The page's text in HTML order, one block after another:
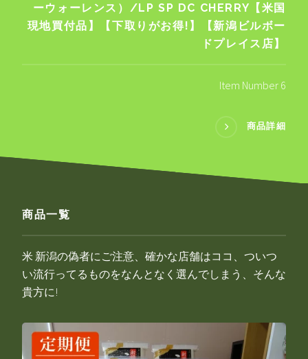
ーウォーレンス）/LP SP DC CHERRY【米国
現地買付品】【下取りがお得!】【新潟ビルボー
ドプレイス店】
Item Number 6
商品詳細
商品一覧
米 新潟の偽者にご注意、確かな店舗はココ、ついつ
い流行ってるものをなんとなく選んでしまう、そんな
貴方に!